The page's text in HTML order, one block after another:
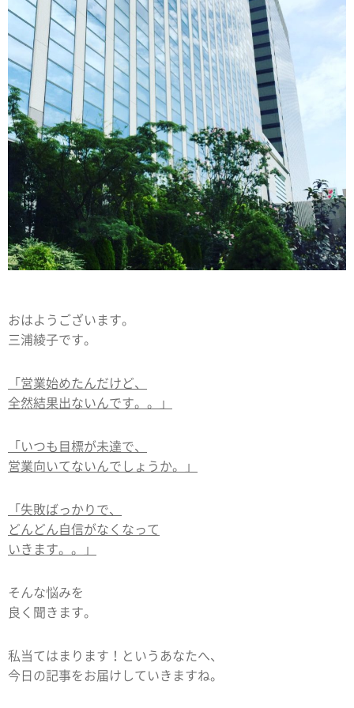
おはようございます。
三浦綾子です。
「営業始めたんだけど、
全然結果出ないんです。。」
「いつも目標が未達で、
営業向いてないんでしょうか。」
「失敗ばっかりで、
どんどん自信がなくなって
いきます。。」
そんな悩みを
良く聞きます。
私当てはまります！というあなたへ、
今日の記事をお届けしていきますね。